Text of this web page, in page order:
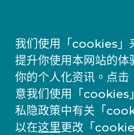
我们使用「cookies」
提升你使用本网站的体
你的个人化资讯。点击
意我们使用「cookies
私隐政策中有关「
以在这里更改「